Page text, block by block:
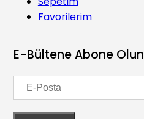
Favorilerim
E-Bültene Abone Olun